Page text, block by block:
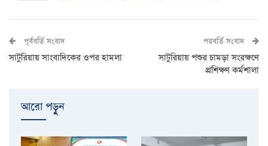
পূর্ববর্তি সংবাদ
সাটুরিয়ায় সাংবাদিকের ওপর হামলা
পরবর্তি সংবাদ
সাটুরিয়ায় পশুর চামড়া সংরক্ষণে
প্রশিক্ষণ কর্মশালা
আরো পড়ুুন